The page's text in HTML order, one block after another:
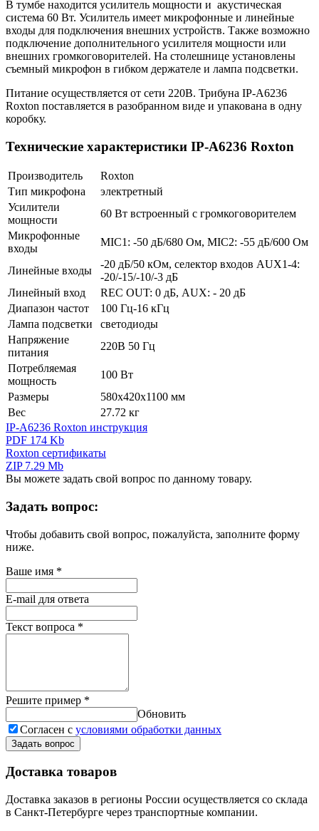
В тумбе находится усилитель мощности и акустическая
система 60 Вт. Усилитель имеет микрофонные и линейные
входы для подключения внешних устройств. Также возможно
подключение дополнительного усилителя мощности или
внешних громкоговорителей. На столешнице установлены
съемный микрофон в гибком держателе и лампа подсветки.
Питание осуществляется от сети 220В. Трибуна IP-A6236
Roxton поставляется в разобранном виде и упакована в одну
коробку.
Технические характеристики IP-A6236 Roxton
Производитель
Roxton
Тип микрофона
электретный
Усилители
мощности
60 Вт встроенный с громкоговорителем
Микрофонные
входы
MIC1: -50 дБ/680 Ом, MIC2: -55 дБ/600 Ом
Линейные входы
-20 дБ/50 кОм, селектор входов AUX1-4:
-20/-15/-10/-3 дБ
Линейный вход
REC OUT: 0 дБ, AUX: - 20 дБ
Диапазон частот
100 Гц-16 кГц
Лампа подсветки
светодиоды
Напряжение
питания
220В 50 Гц
Потребляемая
мощность
100 Вт
Размеры
580х420х1100 мм
Вес
27.72 кг
IP-A6236 Roxton инструкция
PDF 174 Kb
Roxton сертификаты
ZIP 7.29 Mb
Вы можете задать свой вопрос по данному товару.
Задать вопрос:
Чтобы добавить свой вопрос, пожалуйста, заполните форму
ниже.
Ваше имя *
E-mail для ответа
Текст вопроса *
Решите пример *
Обновить
Согласен с условиями обработки данных
Задать вопрос
Доставка товаров
Доставка заказов в регионы России осуществляется со склада
в Санкт-Петербурге через транспортные компании.